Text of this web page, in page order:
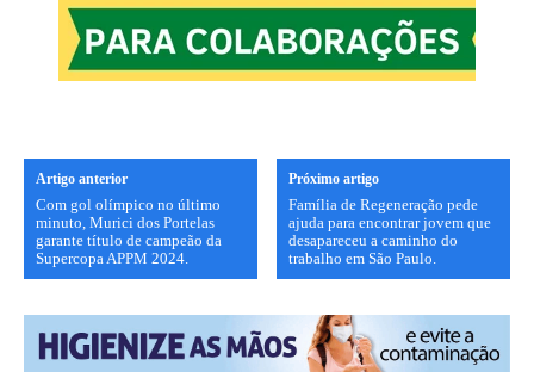
Artigo anterior
Com gol olímpico no último
minuto, Murici dos Portelas
garante título de campeão da
Supercopa APPM 2024.
Próximo artigo
Família de Regeneração pede
ajuda para encontrar jovem que
desapareceu a caminho do
trabalho em São Paulo.